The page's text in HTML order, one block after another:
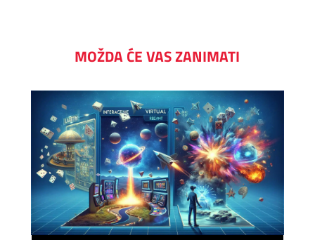
MOŽDA ĆE VAS ZANIMATI